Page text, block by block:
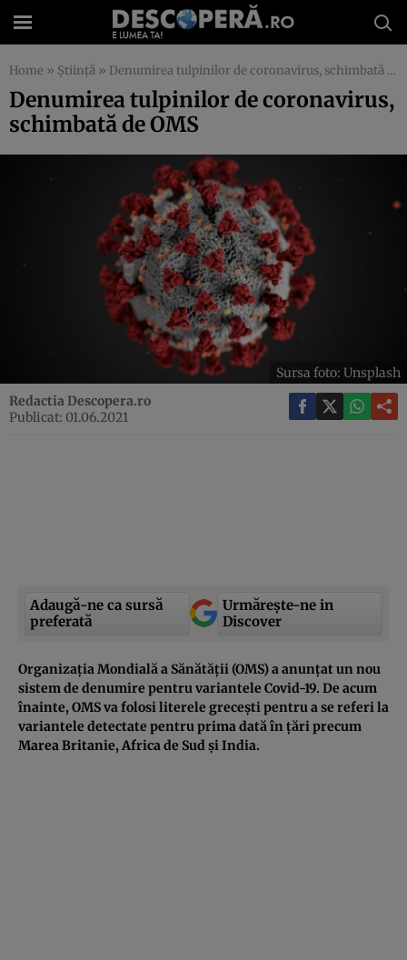
Home » Știință » Denumirea tulpinilor de coronavirus, schimbată de OMS
Denumirea tulpinilor de coronavirus,
schimbată de OMS
Sursa foto: Unsplash
Redactia Descopera.ro
Publicat: 01.06.2021
Adaugă-ne ca sursă
preferată
Urmărește-ne in
Discover
Organizaţia Mondială a Sănătăţii (OMS) a anunţat un nou
sistem de denumire pentru variantele Covid-19. De acum
înainte, OMS va folosi literele greceşti pentru a se referi la
variantele detectate pentru prima dată în ţări precum
Marea Britanie, Africa de Sud şi India.